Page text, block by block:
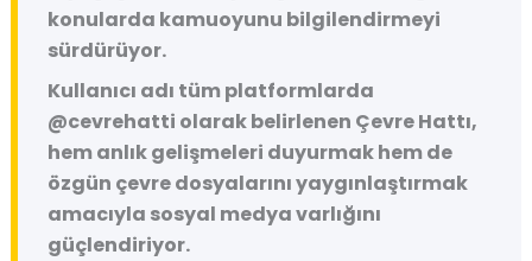
konularda kamuoyunu bilgilendirmeyi
sürdürüyor.
Kullanıcı adı tüm platformlarda
@cevrehatti olarak belirlenen Çevre Hattı,
hem anlık gelişmeleri duyurmak hem de
özgün çevre dosyalarını yaygınlaştırmak
amacıyla sosyal medya varlığını
güçlendiriyor.